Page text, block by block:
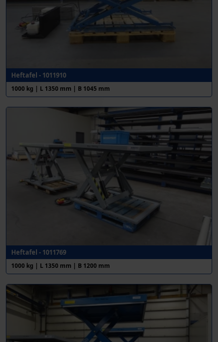
Heftafel - 1011910
1000 kg | L 1350 mm | B 1045 mm
Heftafel - 1011769
1000 kg | L 1350 mm | B 1200 mm